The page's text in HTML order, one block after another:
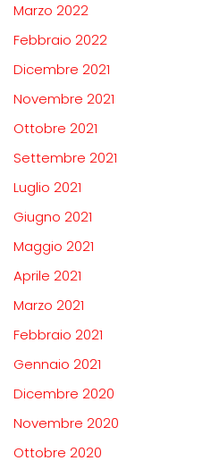
Marzo 2022
Febbraio 2022
Dicembre 2021
Novembre 2021
Ottobre 2021
Settembre 2021
Luglio 2021
Giugno 2021
Maggio 2021
Aprile 2021
Marzo 2021
Febbraio 2021
Gennaio 2021
Dicembre 2020
Novembre 2020
Ottobre 2020